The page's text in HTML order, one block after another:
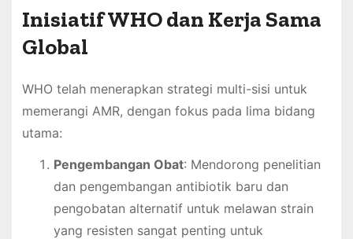
Inisiatif WHO dan Kerja Sama
Global
WHO telah menerapkan strategi multi-sisi untuk
memerangi AMR, dengan fokus pada lima bidang
utama:
Pengembangan Obat: Mendorong penelitian
dan pengembangan antibiotik baru dan
pengobatan alternatif untuk melawan strain
yang resisten sangat penting untuk